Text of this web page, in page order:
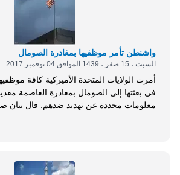
واشنطن تأمر موظفيها بمغادرة الصومال
السبت ، 15 صفر ، 1439 الموافق 04 نوفمبر 2017
أمرت الولايات المتحدة الأميركية كافة
في بعثتها إلى الصومال بمغادرة العاصمة
معلومات محددة عن
واحدة من أخطر البلدان في العالم. ولا يوجد